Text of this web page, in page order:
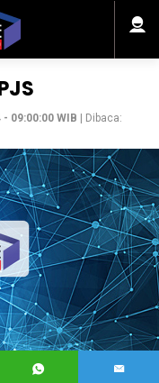
09:00:00 WIB | Dibaca: